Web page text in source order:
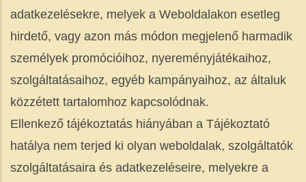
adatkezelésekre, melyek a Weboldalakon esetleg
hirdető, vagy azon más módon megjelenő harmadik
személyek promócióihoz, nyereményjátékaihoz,
szolgáltatásaihoz, egyéb kampányaihoz, az általuk
közzétett tartalomhoz kapcsolódnak.
Ellenkező tájékoztatás hiányában a Tájékoztató
hatálya nem terjed ki olyan weboldalak, szolgáltatók
szolgáltatásaira és adatkezeléseire, melyekre a